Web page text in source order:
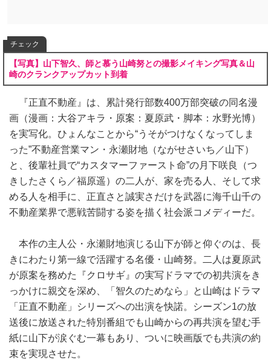
チェック
【写真】山下智久、師と慕う山崎努との撮影メイキング写真＆山
崎のクランクアップカット到着
『正直不動産』は、累計発行部数400万部突破の同名漫
画（漫画：大谷アキラ・原案：夏原武・脚本：水野光博）
を実写化。ひょんなことから“うそがつけなくなってしま
った”不動産営業マン・永瀬財地（ながせさいち／山下）
と、後輩社員で“カスタマーファースト命”の月下咲良（つ
きしたさくら／福原遥）の二人が、家を売る人、そして求
める人を相手に、正直さと誠実さだけを武器に海千山千の
不動産業界で悪戦苦闘する姿を描く社会派コメディーだ。
本作の主人公・永瀬財地演じる山下が師と仰ぐのは、長
きにわたり第一線で活躍する名優・山崎努。二人は夏原武
が原案を務めた『クロサギ』の実写ドラマでの初共演をき
っかけに親交を深め、「智久のためなら」と山崎はドラマ
「正直不動産」シリーズへの出演を快諾。シーズン1の放
送後に放送された特別番組でも山崎からの再共演を望む手
紙に山下が涙ぐむ一幕もあり、ついに映画版でも共演の約
束を実現させた。